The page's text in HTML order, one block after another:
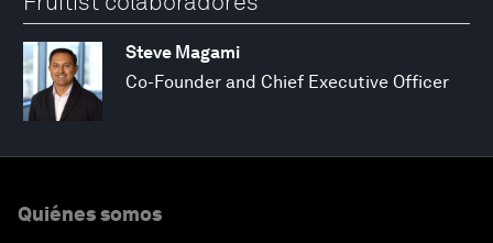
Steve Magami
Co-Founder and Chief Executive Officer
Quiénes somos